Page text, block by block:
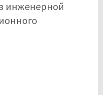
инженерной